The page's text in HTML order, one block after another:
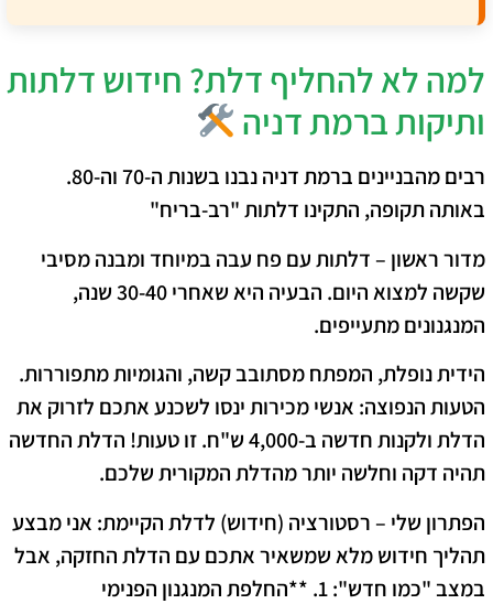
למה לא להחליף דלת? חידוש דלתות
ותיקות ברמת דניה
רבים מהבניינים ברמת דניה נבנו בשנות ה-70 וה-80.
באותה תקופה, התקינו דלתות "רב-בריח"
מדור ראשון – דלתות עם פח עבה במיוחד ומבנה מסיבי
שקשה למצוא היום. הבעיה היא שאחרי 30-40 שנה,
המנגנונים מתעייפים.
הידית נופלת, המפתח מסתובב קשה, והגומיות מתפוררות.
הטעות הנפוצה: אנשי מכירות ינסו לשכנע אתכם לזרוק את
הדלת ולקנות חדשה ב-4,000 ש"ח. זו טעות! הדלת החדשה
תהיה דקה וחלשה יותר מהדלת המקורית שלכם.
הפתרון שלי – רסטורציה (חידוש) לדלת הקיימת: אני מבצע
תהליך חידוש מלא שמשאיר אתכם עם הדלת החזקה, אבל
במצב "כמו חדש": 1. **החלפת המנגנון הפנימי